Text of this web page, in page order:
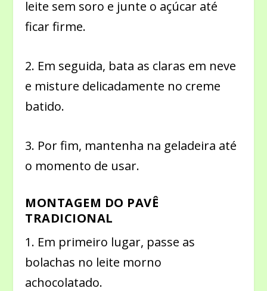
leite sem soro e junte o açúcar até
ficar firme.
2. Em seguida, bata as claras em neve
e misture delicadamente no creme
batido.
3. Por fim, mantenha na geladeira até
o momento de usar.
MONTAGEM DO PAVÊ
TRADICIONAL
1. Em primeiro lugar, passe as
bolachas no leite morno
achocolatado.